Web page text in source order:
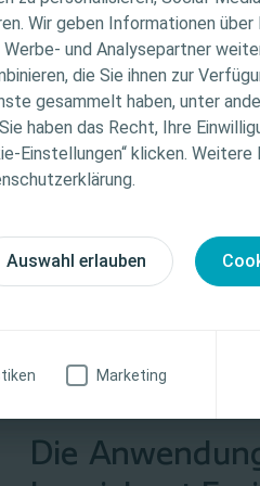
Wir geben Informationen über
und Analysepartner
die Sie ihnen zur
gesammelt haben, unter
haben das Recht, Ihre
Einstellungen“ klicken.
Auswahl erlauben
Marketing
Fachpersonal. Der
bestimmt.
Verantwortung für die
Fachpersonal.
Produkten, einschließlich
Inkontinenzereignisse
zu einem erhöhten
Die